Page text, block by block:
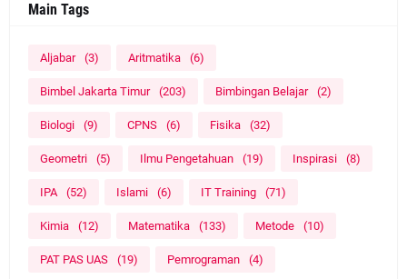
Main Tags
Aljabar (3) Aritmatika (6)
Bimbel Jakarta Timur (203) Bimbingan Belajar (2)
Biologi (9) CPNS (6) Fisika (32)
Geometri (5) Ilmu Pengetahuan (19) Inspirasi (8)
IPA (52) Islami (6) IT Training (71)
Kimia (12) Matematika (133) Metode (10)
PAT PAS UAS (19) Pemrograman (4)